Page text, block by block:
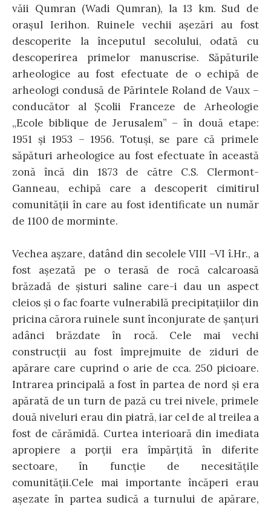
văii Qumran (Wadi Qumran), la 13 km. Sud de
oraşul Ierihon. Ruinele vechii aşezări au fost
descoperite la începutul secolului, odată cu
descoperirea primelor manuscrise. Săpăturile
arheologice au fost efectuate de o echipă de
arheologi condusă de Părintele Roland de Vaux –
conducător al Şcolii Franceze de Arheologie
„Ecole biblique de Jerusalem” – în două etape:
1951 şi 1953 – 1956. Totuşi, se pare că primele
săpături arheologice au fost efectuate în această
zonă încă din 1873 de către C.S. Clermont-
Ganneau, echipă care a descoperit cimitirul
comunităţii în care au fost identificate un număr
de 1100 de morminte.
Vechea aşzare, datând din secolele VIII –VI î.Hr., a
fost aşezată pe o terasă de rocă calcaroasă
brăzadă de şisturi saline care-i dau un aspect
cleios şi o fac foarte vulnerabilă precipitaţiilor din
pricina cărora ruinele sunt înconjurate de şanţuri
adânci brăzdate în rocă. Cele mai vechi
construcţii au fost împrejmuite de ziduri de
apărare care cuprind o arie de cca. 250 picioare.
Intrarea principală a fost în partea de nord şi era
apărată de un turn de pază cu trei nivele, primele
două niveluri erau din piatră, iar cel de al treilea a
fost de cărămidă. Curtea interioară din imediata
apropiere a porţii era împărţită în diferite
sectoare, în funcţie de necesităţile
comunităţii.Cele mai importante încăperi erau
aşezate în partea sudică a turnului de apărare,